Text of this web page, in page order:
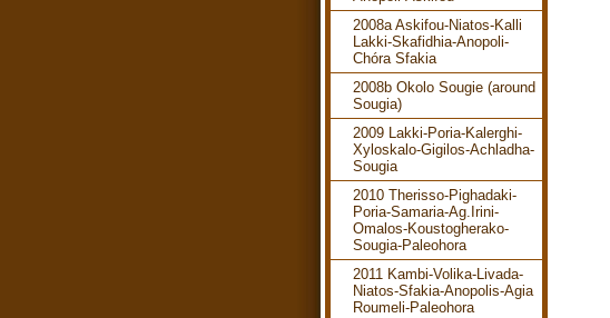
2008a Askifou-Niatos-Kalli
Lakki-Skafidhia-Anopoli-
Chóra Sfakia
2008b Okolo Sougie (around
Sougia)
2009 Lakki-Poria-Kalerghi-
Xyloskalo-Gigilos-Achladha-
Sougia
2010 Therisso-Pighadaki-
Poria-Samaria-Ag.Irini-
Omalos-Koustogherako-
Sougia-Paleohora
2011 Kambi-Volika-Livada-
Niatos-Sfakia-Anopolis-Agia
Roumeli-Paleohora